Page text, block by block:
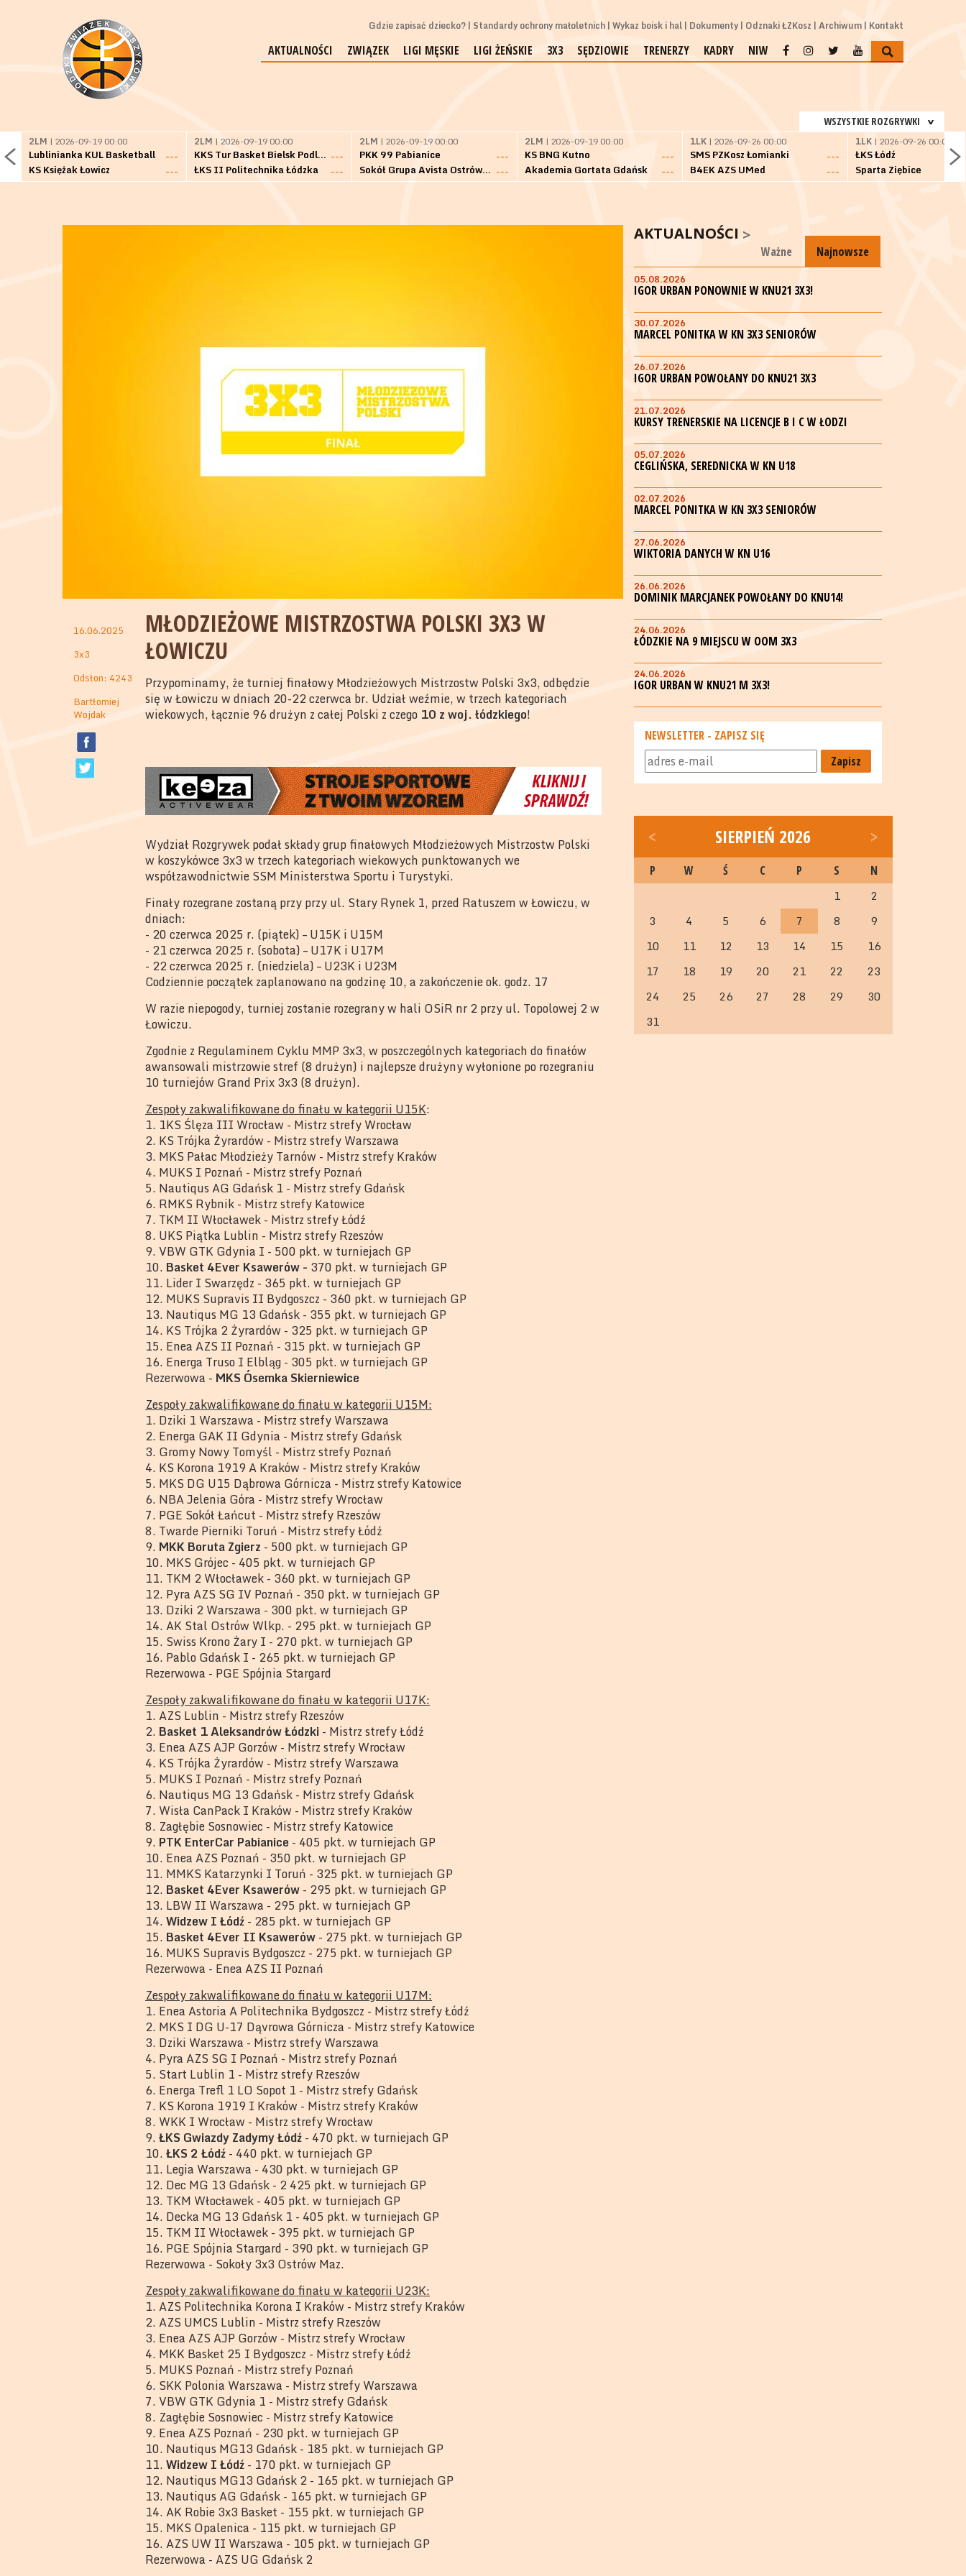
Gdzie zapisać dziecko? Standardy ochrony małoletnich Wykaz boisk i hal Dokumenty Odznaki ŁZKosz Archiwum Kontakt
AKTUALNOŚCI ZWIĄZEK LIGI MĘSKIE LIGI ŻEŃSKIE 3X3 SĘDZIOWIE TRENERZY KADRY NIW
WSZYSTKIE ROZGRYWKI
2LM | 2026-09-19 00:00
Lublinianka KUL Basketball
---
KS Księżak Łowicz
---
2LM | 2026-09-19 00:00
KKS Tur Basket Bielsk Podlaski ---
ŁKS II Politechnika Łódzka
---
2LM | 2026-09-19 00:00
PKK 99 Pabianice
---
Sokół Grupa Avista Ostrów Maz. ---
2LM | 2026-09-19 00:00
KS BNG Kutno
---
Akademia Gortata Gdańsk
---
1LK | 2026-09-26 00:00
SMS PZKosz Łomianki
---
B4EK AZS UMed
---
1LK | 2026-09-26 00:00
ŁKS Łódź
Sparta Ziębice
16.06.2025
3x3
Odsłon: 4243
Bartłomiej
Wojdak
MŁODZIEŻOWE MISTRZOSTWA POLSKI 3X3 W
ŁOWICZU
Przypominamy, że turniej finałowy Młodzieżowych Mistrzostw Polski 3x3, odbędzie
się w Łowiczu w dniach 20-22 czerwca br. Udział weźmie, w trzech kategoriach
wiekowych, łącznie 96 drużyn z całej Polski z czego 10 z woj. łódzkiego!
Wydział Rozgrywek podał składy grup finałowych Młodzieżowych Mistrzostw Polski
w koszykówce 3x3 w trzech kategoriach wiekowych punktowanych we
współzawodnictwie SSM Ministerstwa Sportu i Turystyki.
Finały rozegrane zostaną przy przy ul. Stary Rynek 1, przed Ratuszem w Łowiczu, w
dniach:
- 20 czerwca 2025 r. (piątek) – U15K i U15M
- 21 czerwca 2025 r. (sobota) – U17K i U17M
- 22 czerwca 2025 r. (niedziela) – U23K i U23M
Codziennie początek zaplanowano na godzinę 10, a zakończenie ok. godz. 17
W razie niepogody, turniej zostanie rozegrany w hali OSiR nr 2 przy ul. Topolowej 2 w
Łowiczu.
Zgodnie z Regulaminem Cyklu MMP 3x3, w poszczególnych kategoriach do finałów
awansowali mistrzowie stref (8 drużyn) i najlepsze drużyny wyłonione po rozegraniu
10 turniejów Grand Prix 3x3 (8 drużyn).
Zespoły zakwalifikowane do finału w kategorii U15K:
1. 1KS Ślęza III Wrocław - Mistrz strefy Wrocław
2. KS Trójka Żyrardów - Mistrz strefy Warszawa
3. MKS Pałac Młodzieży Tarnów - Mistrz strefy Kraków
4. MUKS I Poznań - Mistrz strefy Poznań
5. Nautiqus AG Gdańsk 1 - Mistrz strefy Gdańsk
6. RMKS Rybnik - Mistrz strefy Katowice
7. TKM II Włocławek - Mistrz strefy Łódź
8. UKS Piątka Lublin - Mistrz strefy Rzeszów
9. VBW GTK Gdynia I - 500 pkt. w turniejach GP
10. Basket 4Ever Ksawerów - 370 pkt. w turniejach GP
11. Lider I Swarzędz - 365 pkt. w turniejach GP
12. MUKS Supravis II Bydgoszcz - 360 pkt. w turniejach GP
13. Nautiqus MG 13 Gdańsk - 355 pkt. w turniejach GP
14. KS Trójka 2 Żyrardów - 325 pkt. w turniejach GP
15. Enea AZS II Poznań - 315 pkt. w turniejach GP
16. Energa Truso I Elbląg - 305 pkt. w turniejach GP
Rezerwowa - MKS Ósemka Skierniewice
Zespoły zakwalifikowane do finału w kategorii U15M:
1. Dziki 1 Warszawa - Mistrz strefy Warszawa
2. Energa GAK II Gdynia - Mistrz strefy Gdańsk
3. Gromy Nowy Tomyśl - Mistrz strefy Poznań
4. KS Korona 1919 A Kraków - Mistrz strefy Kraków
5. MKS DG U15 Dąbrowa Górnicza - Mistrz strefy Katowice
6. NBA Jelenia Góra - Mistrz strefy Wrocław
7. PGE Sokół Łańcut - Mistrz strefy Rzeszów
8. Twarde Pierniki Toruń - Mistrz strefy Łódź
9. MKK Boruta Zgierz - 500 pkt. w turniejach GP
10. MKS Grójec - 405 pkt. w turniejach GP
11. TKM 2 Włocławek - 360 pkt. w turniejach GP
12. Pyra AZS SG IV Poznań - 350 pkt. w turniejach GP
13. Dziki 2 Warszawa - 300 pkt. w turniejach GP
14. AK Stal Ostrów Wlkp. - 295 pkt. w turniejach GP
15. Swiss Krono Żary I - 270 pkt. w turniejach GP
16. Pablo Gdańsk I - 265 pkt. w turniejach GP
Rezerwowa - PGE Spójnia Stargard
Zespoły zakwalifikowane do finału w kategorii U17K:
1. AZS Lublin - Mistrz strefy Rzeszów
2. Basket 1 Aleksandrów Łódzki- Mistrz strefy Łódź
3. Enea AZS AJP Gorzów - Mistrz strefy Wrocław
4. KS Trójka Żyrardów - Mistrz strefy Warszawa
5. MUKS I Poznań - Mistrz strefy Poznań
6. Nautiqus MG 13 Gdańsk - Mistrz strefy Gdańsk
7. Wisła CanPack I Kraków - Mistrz strefy Kraków
8. Zagłębie Sosnowiec - Mistrz strefy Katowice
9. PTK EnterCar Pabianice- 405 pkt. w turniejach GP
10. Enea AZS Poznań - 350 pkt. w turniejach GP
11. MMKS Katarzynki I Toruń - 325 pkt. w turniejach GP
12. Basket 4Ever Ksawerów- 295 pkt. w turniejach GP
13. LBW II Warszawa - 295 pkt. w turniejach GP
14.Widzew I Łódź- 285 pkt. w turniejach GP
15. Basket 4Ever II Ksawerów- 275 pkt. w turniejach GP
16. MUKS Supravis Bydgoszcz - 275 pkt. w turniejach GP
Rezerwowa - Enea AZS II Poznań
Zespoły zakwalifikowane do finału w kategorii U17M:
1. Enea Astoria A Politechnika Bydgoszcz - Mistrz strefy Łódź
2. MKS I DG U-17 Dąvrowa Górnicza - Mistrz strefy Katowice
3. Dziki Warszawa - Mistrz strefy Warszawa
4. Pyra AZS SG I Poznań - Mistrz strefy Poznań
5. Start Lublin 1 - Mistrz strefy Rzeszów
6. Energa Trefl 1 LO Sopot 1 - Mistrz strefy Gdańsk
7. KS Korona 1919 I Kraków - Mistrz strefy Kraków
8. WKK I Wrocław - Mistrz strefy Wrocław
9.ŁKS Gwiazdy Zadymy Łódź- 470 pkt. w turniejach GP
10.ŁKS 2 Łódź- 440 pkt. w turniejach GP
11. Legia Warszawa - 430 pkt. w turniejach GP
12. Dec MG 13 Gdańsk - 2 425 pkt. w turniejach GP
13. TKM Włocławek - 405 pkt. w turniejach GP
14. Decka MG 13 Gdańsk 1 - 405 pkt. w turniejach GP
15. TKM II Włocławek - 395 pkt. w turniejach GP
16. PGE Spójnia Stargard - 390 pkt. w turniejach GP
Rezerwowa - Sokoły 3x3 Ostrów Maz.
Zespoły zakwalifikowane do finału w kategorii U23K:
1. AZS Politechnika Korona I Kraków - Mistrz strefy Kraków
2. AZS UMCS Lublin - Mistrz strefy Rzeszów
3. Enea AZS AJP Gorzów - Mistrz strefy Wrocław
4. MKK Basket 25 I Bydgoszcz - Mistrz strefy Łódź
5. MUKS Poznań - Mistrz strefy Poznań
6. SKK Polonia Warszawa - Mistrz strefy Warszawa
7. VBW GTK Gdynia 1 - Mistrz strefy Gdańsk
8. Zagłębie Sosnowiec - Mistrz strefy Katowice
9. Enea AZS Poznań - 230 pkt. w turniejach GP
10. Nautiqus MG13 Gdańsk - 185 pkt. w turniejach GP
11.Widzew I Łódź- 170 pkt. w turniejach GP
12. Nautiqus MG13 Gdańsk 2 - 165 pkt. w turniejach GP
13. Nautiqus AG Gdańsk - 165 pkt. w turniejach GP
14. AK Robie 3x3 Basket - 155 pkt. w turniejach GP
15. MKS Opalenica - 115 pkt. w turniejach GP
16. AZS UW II Warszawa - 105 pkt. w turniejach GP
Rezerwowa - AZS UG Gdańsk 2
AKTUALNOŚCI
Najnowsze
Ważne
05.08.2026
IGOR URBAN PONOWNIE W KNU21 3X3!
30.07.2026
MARCEL PONITKA W KN 3X3 SENIORÓW
26.07.2026
IGOR URBAN POWOŁANY DO KNU21 3X3
21.07.2026
KURSY TRENERSKIE NA LICENCJE B I C W ŁODZI
05.07.2026
CEGLIŃSKA, SEREDNICKA W KN U18
02.07.2026
MARCEL PONITKA W KN 3X3 SENIORÓW
27.06.2026
WIKTORIA DANYCH W KN U16
26.06.2026
DOMINIK MARCJANEK POWOŁANY DO KNU14!
24.06.2026
ŁÓDZKIE NA 9 MIEJSCU W OOM 3X3
24.06.2026
IGOR URBAN W KNU21 M 3X3!
NEWSLETTER - ZAPISZ SIĘ
Zapisz
< SIERPIEŃ 2026 >
P W Ś C P S N
1
2
3
4 5 6 7 8
9
10
11 12 13 14 15
16
17
18 19 20 21 22
23
24
25 26 27 28 29
30
31